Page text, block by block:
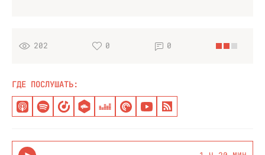
202 0 0
ГДЕ ПОСЛУШАТЬ: